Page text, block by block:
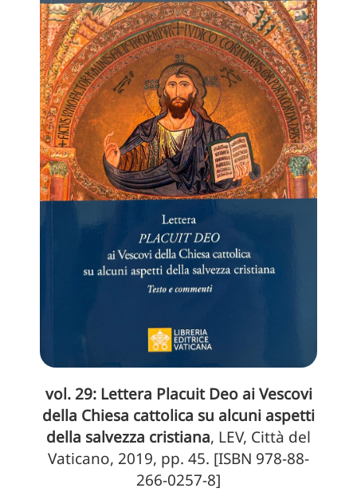
vol. 29: Lettera Placuit Deo ai Vescovi
della Chiesa cattolica su alcuni aspetti
della salvezza cristiana, LEV, Città del
Vaticano, 2019, pp. 45. [ISBN 978-88-
266-0257-8]